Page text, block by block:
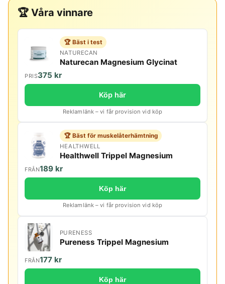
🏆 Våra vinnare
🏆 Bäst i test
NATURECAN
Naturecan Magnesium Glycinat
PRIS375 kr
Köp här
Reklamlänk – vi får provision vid köp
🏆 Bäst för muskelåterhämtning
HEALTHWELL
Healthwell Trippel Magnesium
FRÅN189 kr
Köp här
Reklamlänk – vi får provision vid köp
PURENESS
Pureness Trippel Magnesium
FRÅN177 kr
Köp här